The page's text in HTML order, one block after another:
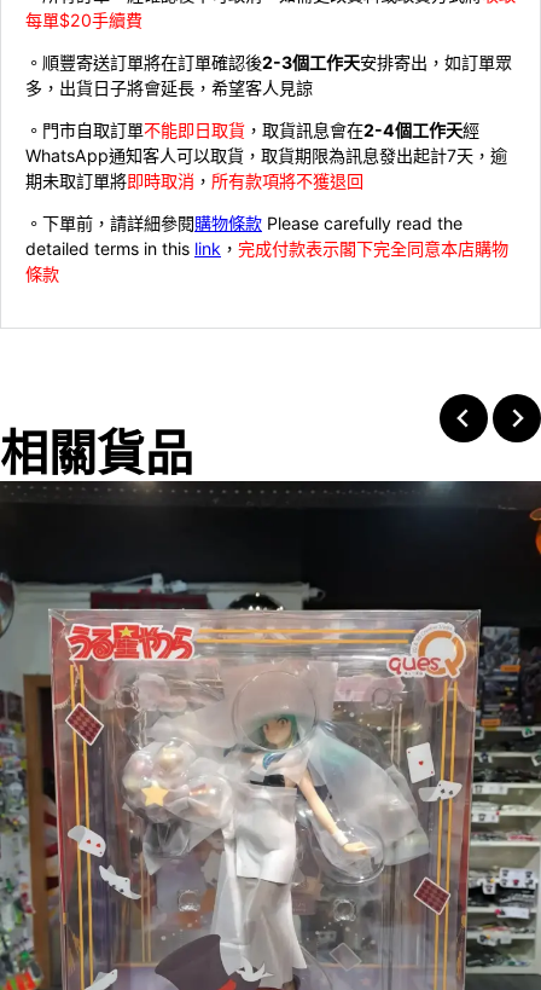
每單$20手續費
。順豐寄送訂單將在訂單確認後2-3個工作天安排寄出，如訂單眾
多，出貨日子將會延長，希望客人見諒
。門市自取訂單不能即日取貨 ，取貨訊息會在2-4個工作天經
WhatsApp通知客人可以取貨，取貨期限為訊息發出起計7天，逾
期未取訂單將即時取消 ， 所有款項將不獲退回
。下單前，請詳細參閱購物條款 Please carefully read the
detailed terms in this link ， 完成付款表示閣下完全同意本店購物
條款
相關貨品